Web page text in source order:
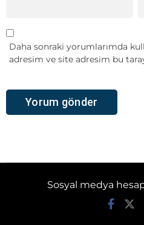
Daha sonraki yorumlarımda
adresim ve site adresim bu
Sosyal medya